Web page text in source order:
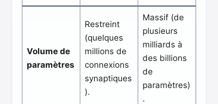
Volume de
paramètres
Restreint
(quelques
millions de
connexions
synaptiques
).
Massif (de
plusieurs
milliards à
des billions
de
paramètres)
.